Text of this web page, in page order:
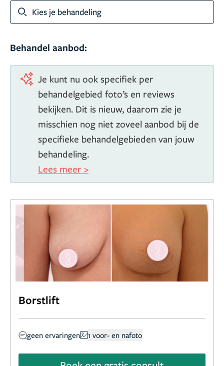
Kies je behandeling
Behandel aanbod:
Je kunt nu ook specifiek per
behandelgebied foto’s en reviews
bekijken. Dit is nieuw, daarom zie je
misschien nog niet zoveel aanbod bij de
specifieke behandelgebieden van jouw
behandeling.
Lees meer >
Borstlift
geen ervaringen 1 voor- en nafoto